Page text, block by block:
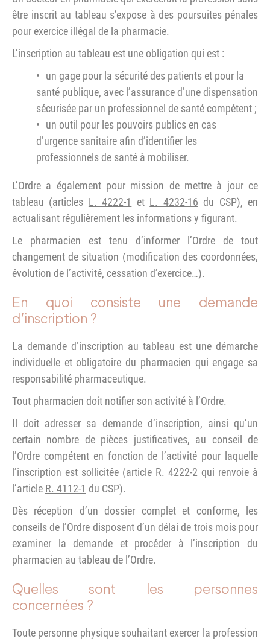
être inscrit au tableau s’expose à des poursuites pénales
pour exercice illégal de la pharmacie.
L’inscription au tableau est une obligation qui est :
un gage pour la sécurité des patients et pour la
santé publique, avec l’assurance d’une dispensation
sécurisée par un professionnel de santé compétent ;
un outil pour les pouvoirs publics en cas
d’urgence sanitaire afin d’identifier les
professionnels de santé à mobiliser.
L’Ordre a également pour mission de mettre à jour ce
tableau (articles L. 4222-1 et L. 4232-16 du CSP), en
actualisant régulièrement les informations y figurant.
Le pharmacien est tenu d’informer l’Ordre de tout
changement de situation (modification des coordonnées,
évolution de l’activité, cessation d’exercice…).
En quoi consiste une demande
d’inscription ?
La demande d’inscription au tableau est une démarche
individuelle et obligatoire du pharmacien qui engage sa
responsabilité pharmaceutique.
Tout pharmacien doit notifier son activité à l’Ordre.
Il doit adresser sa demande d’inscription, ainsi qu’un
certain nombre de pièces justificatives, au conseil de
l’Ordre compétent en fonction de l’activité pour laquelle
l’inscription est sollicitée (article R. 4222-2 qui renvoie à
l’article R. 4112-1 du CSP).
Dès réception d’un dossier complet et conforme, les
conseils de l’Ordre disposent d’un délai de trois mois pour
examiner la demande et procéder à l’inscription du
pharmacien au tableau de l’Ordre.
Quelles sont les personnes
concernées ?
Toute personne physique souhaitant exercer la profession